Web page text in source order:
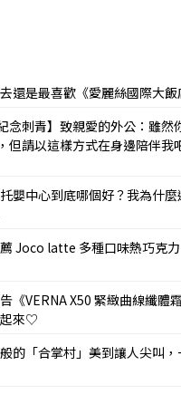
還是最喜歡《愛麗絲國際大飯
紀念刺青】致親愛的外公：雖然
但請以這樣方式在身邊陪伴我
嬰中心到底哪個好？我為什
Joco latte 多種口味熱巧克
《VERNA X50 緊緻曲線纖體
起來♡
的「合掌村」美到讓人尖叫